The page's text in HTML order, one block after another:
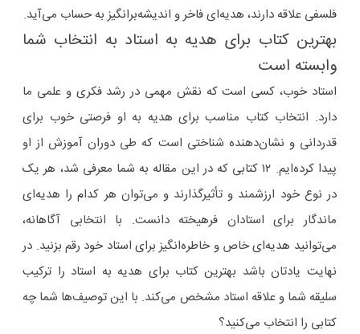
فلسفی علاقه دارند، هدیه‌ای فاخر و اندیشه‌برانگیز به حساب می‌آید.
بهترین کتاب برای هدیه به استاد به انتخاب شما
وابسته است
استاد خوب، کسی است که نقش مهمی در رشد فکری و علمی ما
دارد. انتخاب کتاب مناسب برای هدیه به او فرصتی خوب برای
قدردانی و نشان‌دهنده‌ شناختی است که طی دوران آموزش از او
پیدا کرده‌ایم. ۱۲ کتابی که در این مقاله به شما معرفی شد، هر یک
در نوع خود ارزشمند و تأثیرگذارند و می‌توان هر کدام را هدیه‌ای
ماندگار برای استادان فرهیخته دانست. با انتخابی آگاهانه،
می‌توانید هدیه‌ای خاص و خاطره‌انگیز برای استاد خود رقم بزنید. در
نهایت یادتان باشد بهترین کتاب برای هدیه به استاد را ترکیب
سلیقه شما و علاقه استاد مشخص می‌کند. با این توصیف‌ها شما چه
کتابی را انتخاب می‌کنید؟